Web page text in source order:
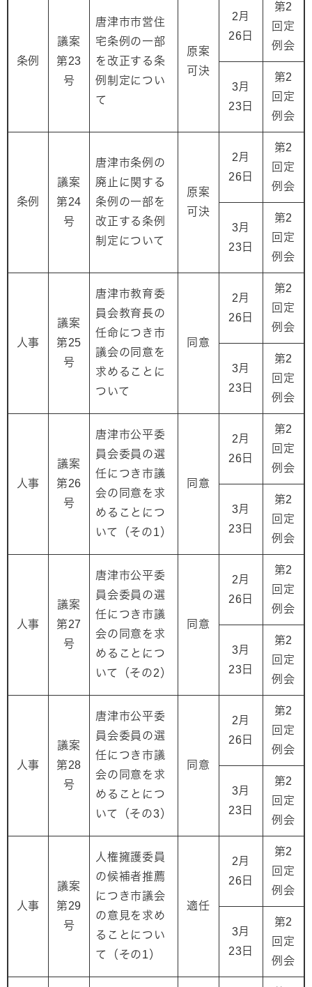
条例
議案
第23
号
唐津市市営住
宅条例の一部
を改正する条
例制定につい
て
原案
可決
2月
26日
第2
回定
例会
3月
23日
第2
回定
例会
条例
議案
第24
号
唐津市条例の
廃止に関する
条例の一部を
改正する条例
制定について
原案
可決
2月
26日
第2
回定
例会
3月
23日
第2
回定
例会
人事
議案
第25
号
唐津市教育委
員会教育長の
任命につき市
議会の同意を
求めることに
ついて
同意
2月
26日
第2
回定
例会
3月
23日
第2
回定
例会
人事
議案
第26
号
唐津市公平委
員会委員の選
任につき市議
会の同意を求
めることにつ
いて（その1）
同意
2月
26日
第2
回定
例会
3月
23日
第2
回定
例会
人事
議案
第27
号
唐津市公平委
員会委員の選
任につき市議
会の同意を求
めることにつ
いて（その2）
同意
2月
26日
第2
回定
例会
3月
23日
第2
回定
例会
人事
議案
第28
号
唐津市公平委
員会委員の選
任につき市議
会の同意を求
めることにつ
いて（その3）
同意
2月
26日
第2
回定
例会
3月
23日
第2
回定
例会
人事
議案
第29
号
人権擁護委員
の候補者推薦
につき市議会
の意見を求め
ることについ
て（その1）
適任
2月
26日
第2
回定
例会
3月
23日
第2
回定
例会